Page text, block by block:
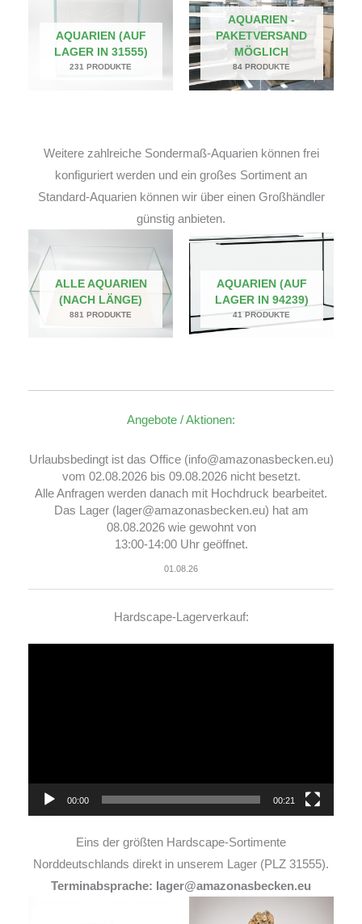
AQUARIEN (AUF
LAGER IN 31555)
231 PRODUKTE
AQUARIEN -
PAKETVERSAND
MÖGLICH
84 PRODUKTE
Weitere zahlreiche Sondermaß-Aquarien können frei
konfiguriert werden und ein großes Sortiment an
Standard-Aquarien können wir über einen Großhändler
günstig anbieten.
ALLE AQUARIEN
(NACH LÄNGE)
881 PRODUKTE
AQUARIEN (AUF
LAGER IN 94239)
41 PRODUKTE
Angebote / Aktionen:
Urlaubsbedingt ist das Office (info@amazonasbecken.eu)
vom 02.08.2026 bis 09.08.2026 nicht besetzt.
Alle Anfragen werden danach mit Hochdruck bearbeitet.
Das Lager (lager@amazonasbecken.eu) hat am
08.08.2026 wie gewohnt von
13:00-14:00 Uhr geöffnet.
01.08.26
Hardscape-Lagerverkauf:
00:00 00:21
Eins der größten Hardscape-Sortimente
Norddeutschlands direkt in unserem Lager (PLZ 31555).
Terminabsprache: lager@amazonasbecken.eu